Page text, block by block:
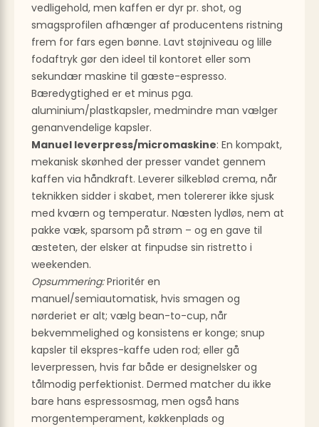
vedligehold, men kaffen er dyr pr. shot, og
smagsprofilen afhænger af producentens ristning
frem for fars egen bønne. Lavt støjniveau og lille
fodaftryk gør den ideel til kontoret eller som
sekundær maskine til gæste-espresso.
Bæredygtighed er et minus pga.
aluminium/plastkapsler, medmindre man vælger
genanvendelige kapsler.
Manuel leverpress/micromaskine: En kompakt,
mekanisk skønhed der presser vandet gennem
kaffen via håndkraft. Leverer silkeblød crema, når
teknikken sidder i skabet, men tolererer ikke sjusk
med kværn og temperatur. Næsten lydløs, nem at
pakke væk, sparsom på strøm – og en gave til
æsteten, der elsker at finpudse sin ristretto i
weekenden.
Opsummering:Prioritér en
manuel/semiautomatisk, hvis smagen og
nørderiet er alt; vælg bean-to-cup, når
bekvemmelighed og konsistens er konge; snup
kapsler til ekspres-kaffe uden rod; eller gå
leverpressen, hvis far både er designelsker og
tålmodig perfektionist. Dermed matcher du ikke
bare hans espressosmag, men også hans
morgentemperament, køkkenplads og